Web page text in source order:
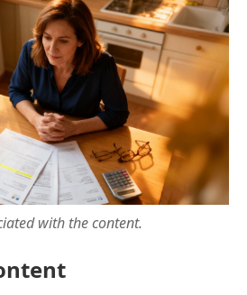
with the content.